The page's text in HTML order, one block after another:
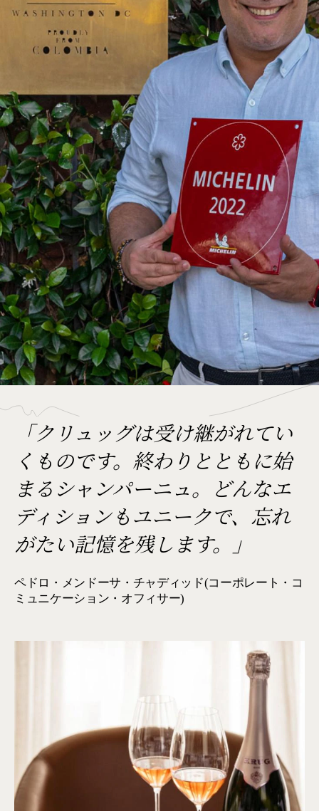
「クリュッグは受け継がれてい
くものです。終わりとともに始
まるシャンパーニュ。どんなエ
ディションもユニークで、忘れ
がたい記憶を残します。」
ペドロ・メンドーサ・チャディッド(コーポレート・コ
ミュニケーション・オフィサー)